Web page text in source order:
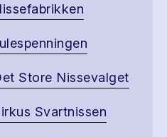
Store Nissevalget
Svartnissen